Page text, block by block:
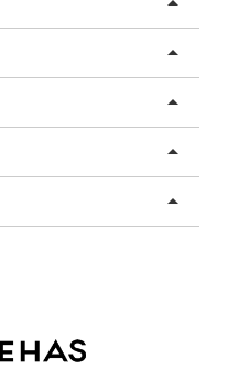
arrow_drop_up
arrow_drop_up
arrow_drop_up
arrow_drop_up